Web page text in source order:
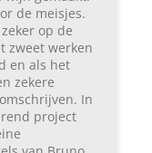
de meisjes.
op de
zweet werken
en als het
zekere
In
project